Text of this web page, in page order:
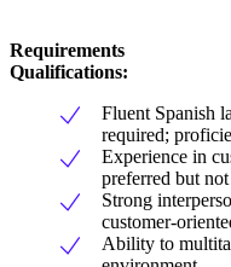
Requirements
Qualifications:
Fluent Spanish
required;
Experience in
preferred but
Strong
customer-
Ability to